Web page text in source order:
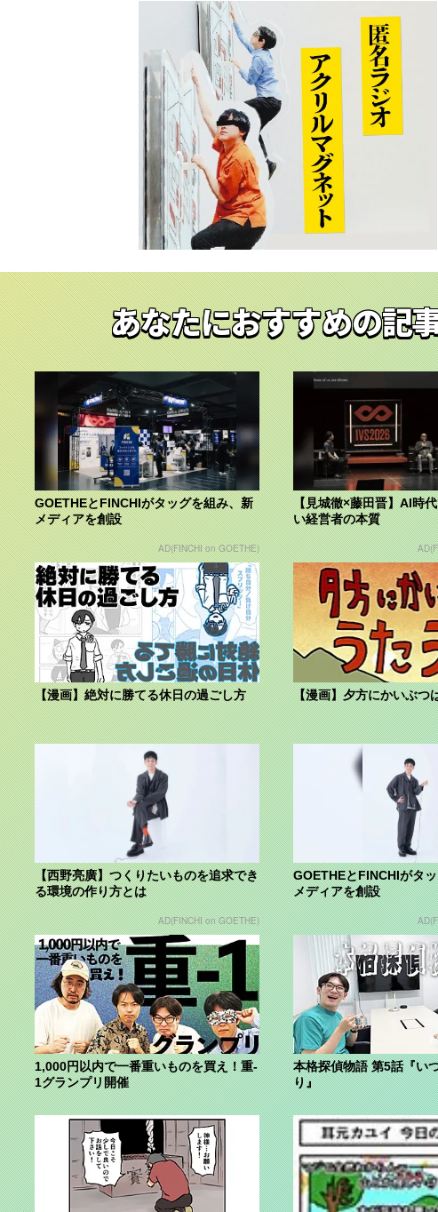
あなたにおすすめの記
GOETHEとFINCHIがタッグを組み、新
メディアを創設
AD(FINCHI on GOETHE)
【見城徹×藤田晋】AI時
い経営者の本質
【漫画】絶対に勝てる休日の過ごし方 【漫画】夕方にかいぶつ
【西野亮廣】つくりたいものを追求でき
る環境の作り方とは
AD(FINCHI on GOETHE)
GOETHEとFINCHIがタ
メディアを創設
1,000円以内で一番重いものを買え！重-
1グランプリ開催
本格探偵物語 第5話『い
り』